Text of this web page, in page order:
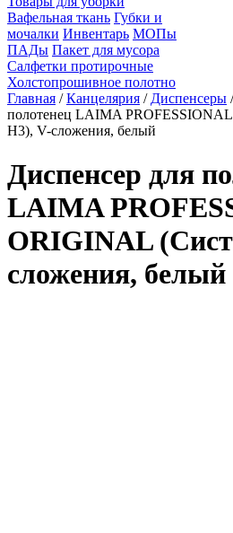
Вафельная ткань Губки и
мочалки Инвентарь МОПы
ПАДы Пакет для мусора
Салфетки протирочные
Холстопрошивное полотно
Главная /Канцелярия / Диспенсеры
полотенец LAIMA
H3), V-сложения, белый
Диспенсер для
LAIMA
ORIGINAL
сложения, белый